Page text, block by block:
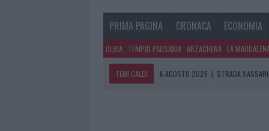
PRIMA PAGINA CRONACA ECONOMIA
OLBIA TEMPIO PAUSANIA ARZACHENA LA
TEMI CALDI 6 AGOSTO 2026 | STRADA
6 AGOSTO 2026 | EVENTI IN